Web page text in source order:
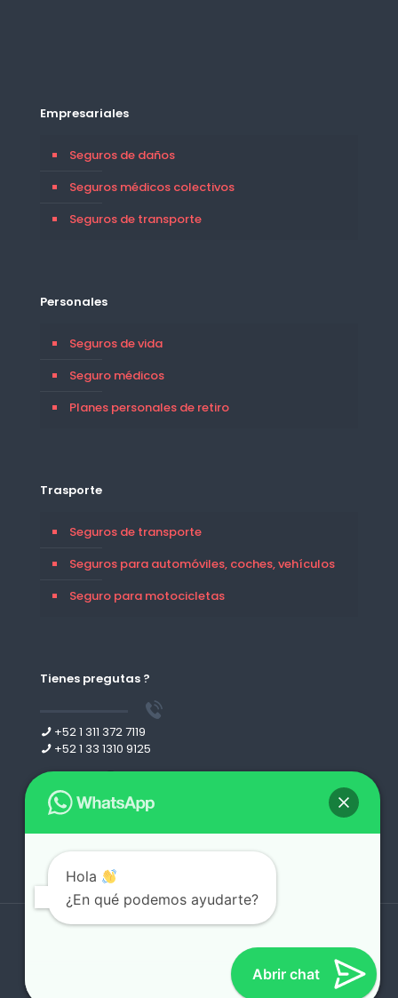
Empresariales
Seguros de daños
Seguros médicos colectivos
Seguros de transporte
Personales
Seguros de vida
Seguro médicos
Planes personales de retiro
Trasporte
Seguros de transporte
Seguros para automóviles, coches, vehículos
Seguro para motocicletas
Tienes pregutas ?
+52 1 311 372 7119
+52 1 33 1310 9125
Leer más
Hola
¿En qué podemos ayudarte?
Abrir chat